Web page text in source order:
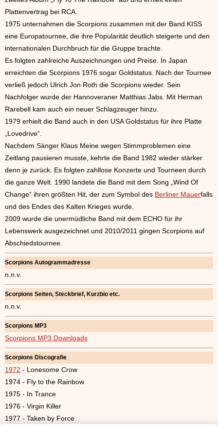
Plattenvertrag bei RCA.
1975 unternahmen die Scorpions zusammen mit der Band KISS
eine Europatournee, die ihre Popularität deutlich steigerte und den
internationalen Durchbruch für die Gruppe brachte.
Es folgten zahlreiche Auszeichnungen und Preise. In Japan
erreichten die Scorpions 1976 sogar Goldstatus. Nach der Tournee
verließ jedoch Ulrich Jon Roth die Scorpions wieder. Sein
Nachfolger wurde der Hannoveraner Matthias Jabs. Mit Herman
Rarebell kam auch ein neuer Schlagzeuger hinzu.
1979 erhielt die Band auch in den USA Goldstatus für ihre Platte
„Lovedrive“.
Nachdem Sänger Klaus Meine wegen Stimmproblemen eine
Zeitlang pausieren musste, kehrte die Band 1982 wieder stärker
denn je zurück. Es folgten zahllose Konzerte und Tourneen durch
die ganze Welt. 1990 landete die Band mit dem Song „Wind Of
Change“ ihren größten Hit, der zum Symbol des Berliner Mauerfalls
und des Endes des Kalten Krieges wurde.
2009 wurde die unermüdliche Band mit dem ECHO für ihr
Lebenswerk ausgezeichnet und 2010/2011 gingen Scorpions auf
Abschiedstournee.
Scorpions Autogrammadresse
n.n.v.
Scorpions Seiten, Steckbrief, Kurzbio etc.
n.n.v.
Scorpions MP3
Scorpions MP3 Downloads
Scorpions Discografie
1972 - Lonesome Crow
1974 - Fly to the Rainbow
1975 - In Trance
1976 - Virgin Killer
1977 - Taken by Force